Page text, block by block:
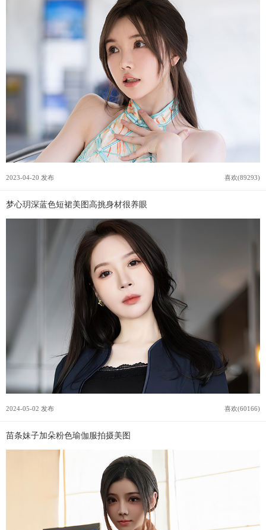
2023-04-20 发布 喜欢(89293)
梦心玥深蓝色短裙美图高挑身材很养眼
2024-05-02 发布 喜欢(60166)
苗条妹子加朵粉色瑜伽服拍摄美图